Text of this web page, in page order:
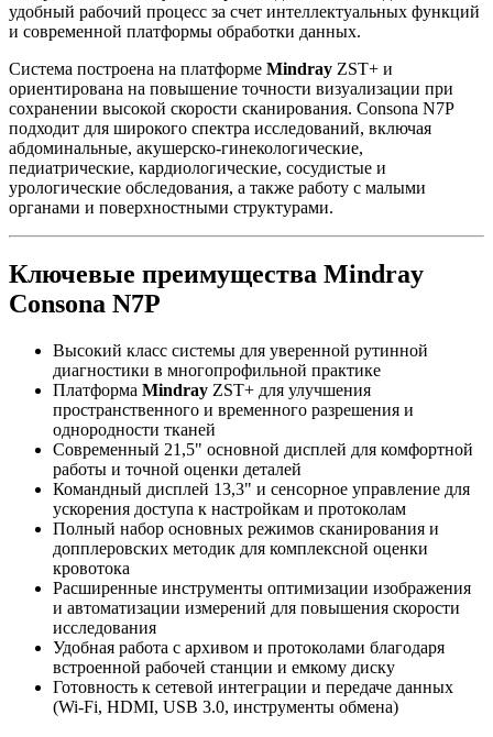
удобный рабочий процесс за счет интеллектуальных функций
и современной платформы обработки данных.
Система построена на платформе Mindray ZST+ и
ориентирована на повышение точности визуализации при
сохранении высокой скорости сканирования. Consona N7P
подходит для широкого спектра исследований, включая
абдоминальные, акушерско-гинекологические,
педиатрические, кардиологические, сосудистые и
урологические обследования, а также работу с малыми
органами и поверхностными структурами.
Ключевые преимущества Mindray
Consona N7P
Высокий класс системы для уверенной рутинной
диагностики в многопрофильной практике
Платформа Mindray ZST+ для улучшения
пространственного и временного разрешения и
однородности тканей
Современный 21,5" основной дисплей для комфортной
работы и точной оценки деталей
Командный дисплей 13,3" и сенсорное управление для
ускорения доступа к настройкам и протоколам
Полный набор основных режимов сканирования и
допплеровских методик для комплексной оценки
кровотока
Расширенные инструменты оптимизации изображения
и автоматизации измерений для повышения скорости
исследования
Удобная работа с архивом и протоколами благодаря
встроенной рабочей станции и емкому диску
Готовность к сетевой интеграции и передаче данных
(Wi-Fi, HDMI, USB 3.0, инструменты обмена)